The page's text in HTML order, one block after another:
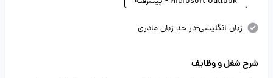
زبان انگلیسی-در حد زبان مادری
شرح شغل و وظایف